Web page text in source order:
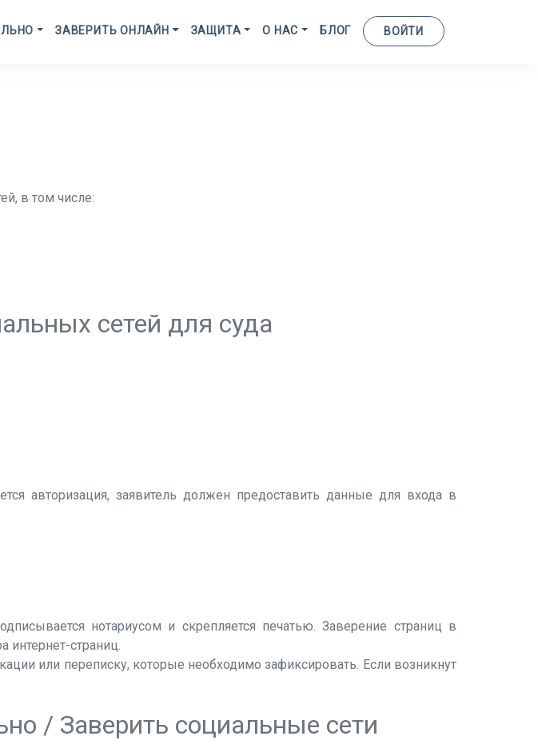
ЗАВЕРИТЬ ОНЛАЙН ЗАЩИТА О НАС БЛОГ ВОЙТИ
в том числе:
сетей для суда
авторизация, заявитель должен предоставить данные для входа в
нотариусом и скрепляется печатью. Заверение страниц в
интернет-страниц.
или переписку, которые необходимо зафиксировать. Если возникнут
/ Заверить социальные сети